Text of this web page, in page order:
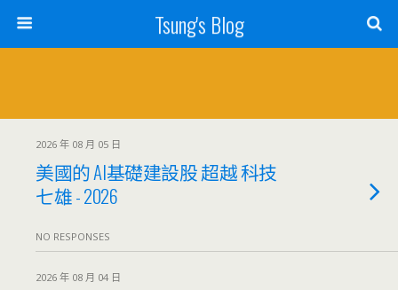
Tsung's Blog
2026 年 08 月 05 日
美國的 AI基礎建設股 超越 科技
七雄 - 2026
NO RESPONSES
2026 年 08 月 04 日